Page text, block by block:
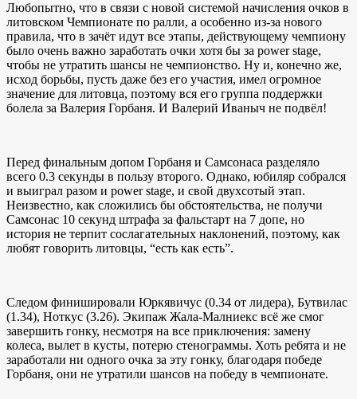
Любопытно, что в связи с новой системой начисления очков в
литовском Чемпионате по ралли, а особенно из-за нового
правила, что в зачёт идут все этапы, действующему чемпиону
было очень важно заработать очки хотя бы за power stage,
чтобы не утратить шансы не чемпионство. Ну и, конечно же,
исход борьбы, пусть даже без его участия, имел огромное
значение для литовца, поэтому вся его группа поддержки
болела за Валерия Горбаня. И Валерий Иваныч не подвёл!
Перед финальным допом Горбаня и Самсонаса разделяло
всего 0.3 секунды в пользу второго. Однако, юбиляр собрался
и выиграл разом и power stage, и свой двухсотый этап.
Неизвестно, как сложились бы обстоятельства, не получи
Самсонас 10 секунд штрафа за фальстарт на 7 допе, но
история не терпит сослагательных наклонений, поэтому, как
любят говорить литовцы, “есть как есть”.
Следом финишировали Юркявичус (0.34 от лидера), Бутвилас
(1.34), Ноткус (3.26). Экипаж Жала-Малниекс всё же смог
завершить гонку, несмотря на все приключения: замену
колеса, вылет в кусты, потерю стенограммы. Хоть ребята и не
заработали ни одного очка за эту гонку, благодаря победе
Горбаня, они не утратили шансов на победу в чемпионате.